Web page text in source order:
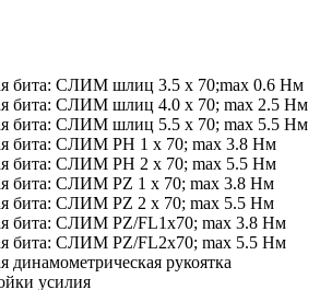
бита: СЛИМ шлиц 3.5 х 70;max 0.6 Нм
бита: СЛИМ шлиц 4.0 х 70; max 2.5 Нм
бита: СЛИМ шлиц 5.5 х 70; max 5.5 Нм
бита: СЛИМ PH 1 х 70; max 3.8 Нм
бита: СЛИМ PH 2 х 70; max 5.5 Нм
бита: СЛИМ PZ 1 х 70; max 3.8 Нм
бита: СЛИМ PZ 2 х 70; max 5.5 Нм
бита: СЛИМ PZ/FL1х70; max 3.8 Нм
бита: СЛИМ PZ/FL2х70; max 5.5 Нм
динамометрическая рукоятка
усилия